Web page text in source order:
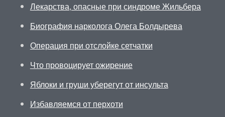
Лекарства, опасные при синдроме Жильбера
Биография нарколога Олега Болдырева
Операция при отслойке сетчатки
Что провоцирует ожирение
Яблоки и груши уберегут от инсульта
Избавляемся от перхоти